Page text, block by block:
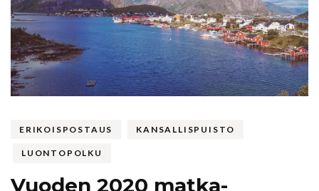
ERIKOISPOSTAUS KANSALLISPUISTO
LUONTOPOLKU
Vuoden 2020 matka-